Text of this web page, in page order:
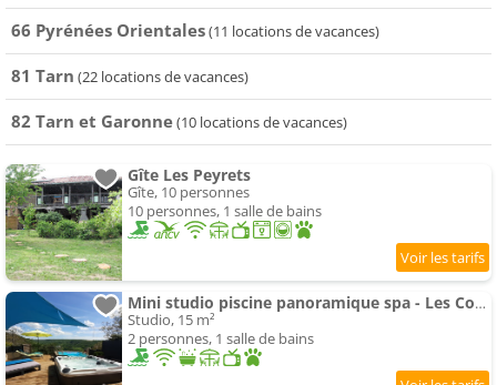
66 Pyrénées Orientales(11 locations de vacances)
81 Tarn (22 locations de vacances)
82 Tarn et Garonne(10 locations de vacances)
Gîte Les Peyrets
Gîte, 10 personnes
10 personnes, 1 salle de bains
Mini studio piscine panoramique spa - Les Corniches du Vallon
Studio, 15 m²
2 personnes, 1 salle de bains